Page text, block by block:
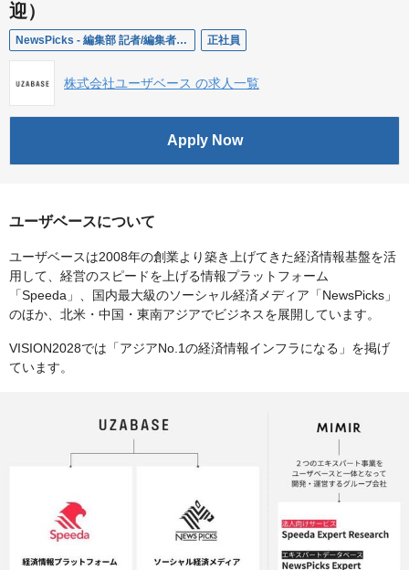
迎）
NewsPicks - 編集部 記者/編集者（未経験歓迎） 正社員
株式会社ユーザベース の求人一覧
Apply Now
ユーザベースについて
ユーザベースは2008年の創業より築き上げてきた経済情報基盤を活
用して、経営のスピードを上げる情報プラットフォーム
「Speeda」、国内最大級のソーシャル経済メディア「NewsPicks」
のほか、北米・中国・東南アジアでビジネスを展開しています。
VISION2028では「アジアNo.1の経済情報インフラになる」を掲げ
ています。